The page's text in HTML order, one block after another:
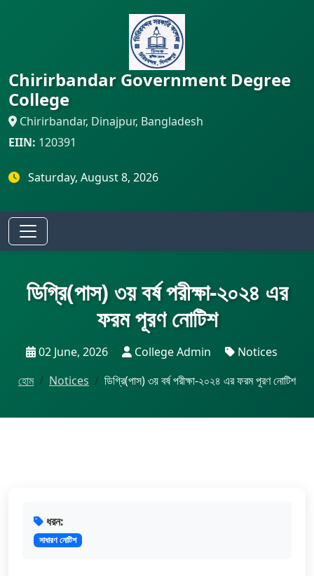
Chirirbandar Government Degree
College
Chirirbandar, Dinajpur, Bangladesh
EIIN: 120391
Saturday, August 8, 2026
ডিগ্রি(পাস) ৩য় বর্ষ পরীক্ষা-২০২৪ এর
ফরম পূরণ নোটিশ
02 June, 2026 College Admin
Notices
হোম
Notices ডিগ্রি(পাস) ৩য় বর্ষ পরীক্ষা-২০২৪ এর ফরম পূরণ নোটিশ
ধরন:
সাধারণ নোটিশ